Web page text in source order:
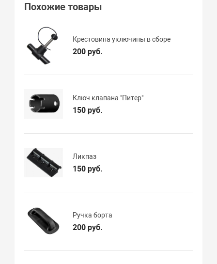
Похожие товары
Крестовина уключины в сборе
200 руб.
Ключ клапана "Питер"
150 руб.
Ликпаз
150 руб.
Ручка борта
200 руб.